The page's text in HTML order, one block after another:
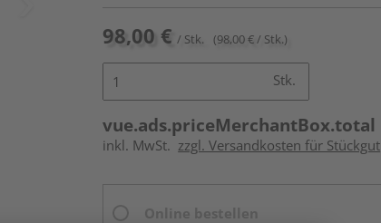
98,00 € / Stk. (98,00 € / Stk.)
Stk.
vue.ads.priceMerchantBox.total
inkl. MwSt. zzgl. Versandkosten für Stückgut
Online bestellen